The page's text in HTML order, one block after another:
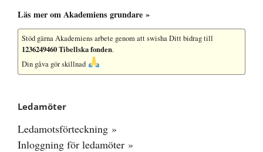
Läs mer om Akademiens grundare »
Stöd gärna Akademiens arbete genom att swisha Ditt bidrag till
1236249460 Tibellska fonden.
Din gåva gör skillnad
Ledamöter
Ledamotsförteckning »
Inloggning för ledamöter »